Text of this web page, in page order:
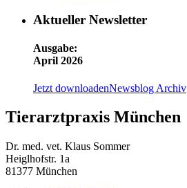
Aktueller Newsletter
Ausgabe:
April 2026
Jetzt downloadenNewsblog Archiv
Tierarztpraxis München
Dr. med. vet. Klaus Sommer
Heiglhofstr. 1a
81377 München